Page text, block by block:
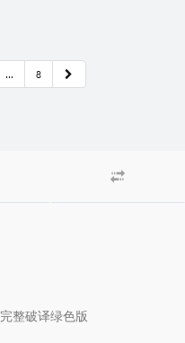
... 8
文
完整破译绿色版